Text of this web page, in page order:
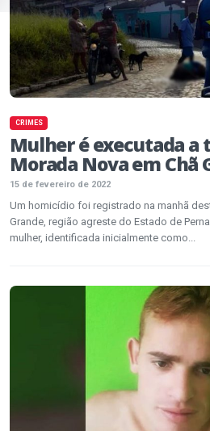
CRIMES
Mulher é executada a
Morada Nova em Chã
15 de fevereiro de 2022
Um homicídio foi registrado na manhã
Grande, região agreste do Estado de
mulher, identificada inicialmente como...